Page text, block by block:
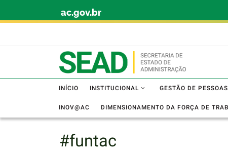
ac.gov.br
INÍCIO INSTITUCIONAL GESTÃO DE PESSOAS
INOV@AC DIMENSIONAMENTO DA FORÇA DE
#funtac